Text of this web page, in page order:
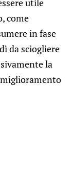
come
in fase
da sciogliere
la